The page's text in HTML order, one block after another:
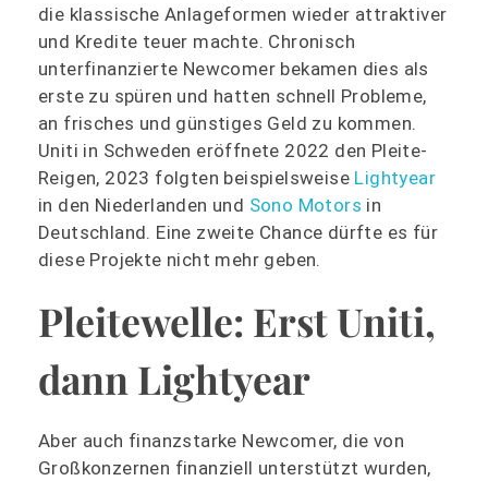
die klassische Anlageformen wieder attraktiver
und Kredite teuer machte. Chronisch
unterfinanzierte Newcomer bekamen dies als
erste zu spüren und hatten schnell Probleme,
an frisches und günstiges Geld zu kommen.
Uniti in Schweden eröffnete 2022 den Pleite-
Reigen, 2023 folgten beispielsweise Lightyear
in den Niederlanden und Sono Motors in
Deutschland. Eine zweite Chance dürfte es für
diese Projekte nicht mehr geben.
Pleitewelle: Erst Uniti,
dann Lightyear
Aber auch finanzstarke Newcomer, die von
Großkonzernen finanziell unterstützt wurden,